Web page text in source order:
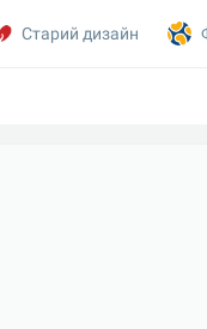
Старий дизайн